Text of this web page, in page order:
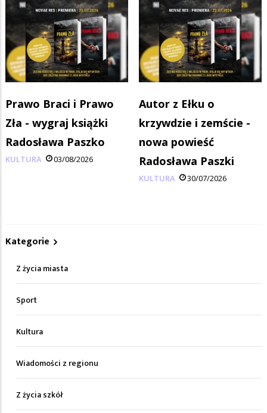
Prawo Braci i Prawo
Zła - wygraj książki
Radosława Paszko
KULTURA 03/08/2026
Autor z Ełku o
krzywdzie i zemście -
nowa powieść
Radosława Paszki
KULTURA 30/07/2026
Kategorie
Z życia miasta
Sport
Kultura
Wiadomości z regionu
Z życia szkół